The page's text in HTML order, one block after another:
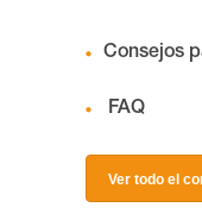
Consejos
FAQ
Ver todo el